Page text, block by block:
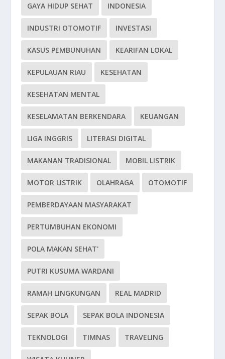
GAYA HIDUP SEHAT INDONESIA
INDUSTRI OTOMOTIF INVESTASI
KASUS PEMBUNUHAN KEARIFAN LOKAL
KEPULAUAN RIAU KESEHATAN
KESEHATAN MENTAL
KESELAMATAN BERKENDARA KEUANGAN
LIGA INGGRIS LITERASI DIGITAL
MAKANAN TRADISIONAL MOBIL LISTRIK
MOTOR LISTRIK OLAHRAGA OTOMOTIF
PEMBERDAYAAN MASYARAKAT
PERTUMBUHAN EKONOMI
POLA MAKAN SEHAT'
PUTRI KUSUMA WARDANI
RAMAH LINGKUNGAN REAL MADRID
SEPAK BOLA SEPAK BOLA INDONESIA
TEKNOLOGI TIMNAS TRAVELING